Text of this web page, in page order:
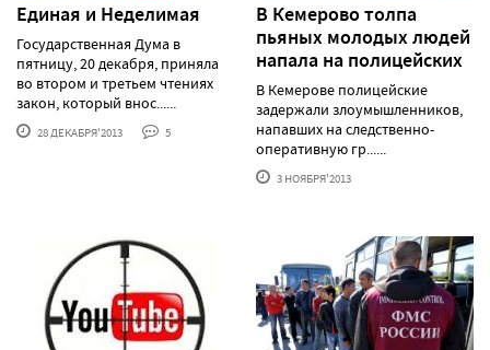
Единая и Неделимая
Государственная Дума в
пятницу, 20 декабря, приняла
во втором и третьем чтениях
закон, который внос......
28 ДЕКАБРЯ'2013 5
В Кемерово толпа
пьяных молодых людей
напала на полицейских
В Кемерове полицейские
задержали злоумышленников,
напавших на следственно-
оперативную гр......
3 НОЯБРЯ'2013